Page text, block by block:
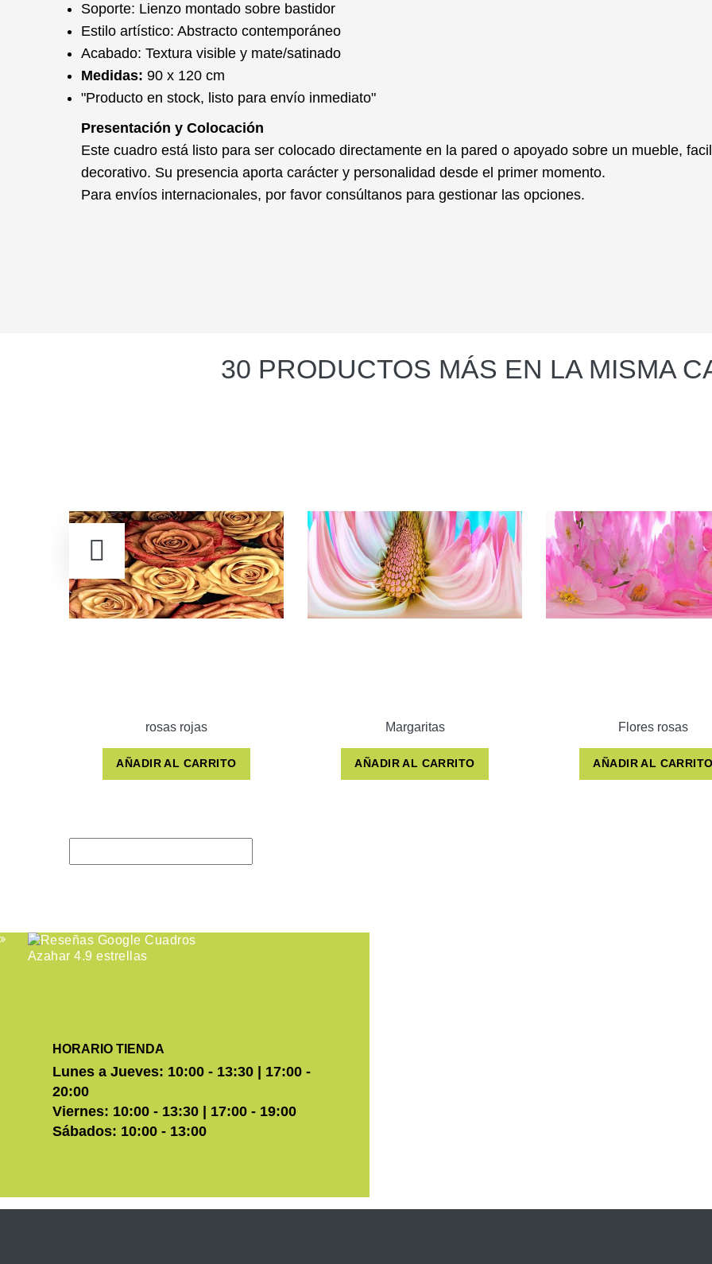
Soporte: Lienzo montado sobre bastidor
Estilo artístico: Abstracto contemporáneo
Acabado: Textura visible y mate/satinado
Medidas: 90 x 120 cm
"Producto en stock, listo para envío inmediato"
Presentación y Colocación
Este cuadro está listo para ser colocado directamente en la pared o apoyado sobre un mueble,
decorativo. Su presencia aporta carácter y personalidad desde el primer momento.
Para envíos internacionales, por favor consúltanos para gestionar las opciones.
30 PRODUCTOS MÁS EN LA MISMA
rosas rojas
AÑADIR AL CARRITO
Margaritas
AÑADIR AL CARRITO
Flores rosas
AÑADIR AL CARRITO
HORARIO TIENDA
Lunes a Jueves: 10:00 - 13:30 | 17:00 -
20:00
Viernes: 10:00 - 13:30 | 17:00 - 19:00
Sábados: 10:00 - 13:00